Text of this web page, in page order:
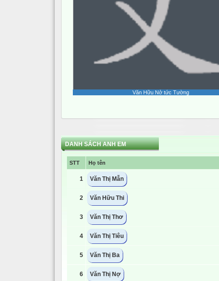
Văn Hữu Nở tức Tường
DANH SÁCH ANH EM
STT Họ tên
1 Văn Thị Mẫn
2 Văn Hữu Thi
3 Văn Thị Thơ
4 Văn Thị Tiêu
5 Văn Thị Ba
6 Văn Thị Nợ